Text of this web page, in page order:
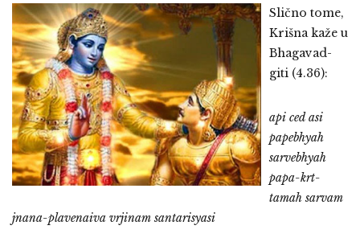
Slično tome,
Krišna kaže u
Bhagavad-
giti (4.36):
api ced asi
papebhyah
sarvebhyah
papa-krt-
tamah sarvam
jnana-plavenaiva vrjinam santarisyasi